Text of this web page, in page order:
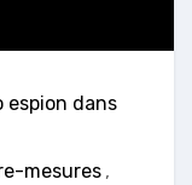
espion dans
mesures ,